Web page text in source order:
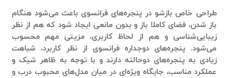
طراحی خاص بازشو در پنجره‌های فرانسوی باعث می‌شود هنگام
باز شدن، فضای کاملا باز و بدون مانعی ایجاد شود که هم از نظر
زیبایی‌شناسی و هم از لحاظ کاربری، مزیتی مهم محسوب
می‌شود. پنجره‌های دوجداره فرانسوی از نظر کاربرد، شباهت
زیادی به پنجره‌های دوحالته دارند و با توجه به ظاهر شیک و
عملکرد مناسب، جایگاه ویژه‌ای در میان مدل‌های محبوب درب و